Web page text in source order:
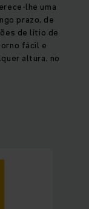
lhe uma
prazo, de
de lítio de
fácil e
altura, no